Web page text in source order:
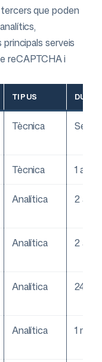
que poden
serveis
reCAPTCHA i
TIPUS
Tècnica
Tècnica 1 any
Analítica 2 anys
Analítica 2 anys
Analítica 24
Analítica 1